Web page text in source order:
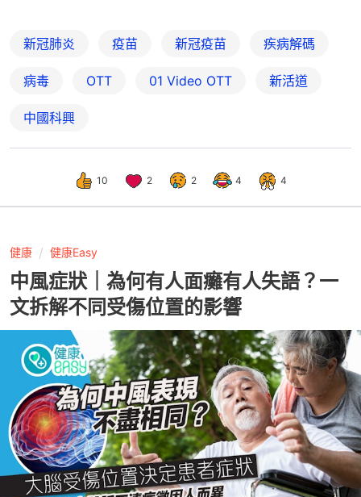
新冠肺炎 疫苗 新冠疫苗 疾病解碼
病毒 OTT 01‌ ‌Video‌ ‌OTT 新活道
中國科興
10 2 2 4 4
健康 健康Easy
中風症狀｜為何有人面癱有人失語？一
文拆解不同受傷位置的影響